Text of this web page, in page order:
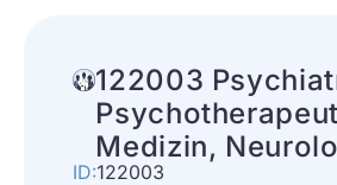
122003
Medizin,
ID:122003